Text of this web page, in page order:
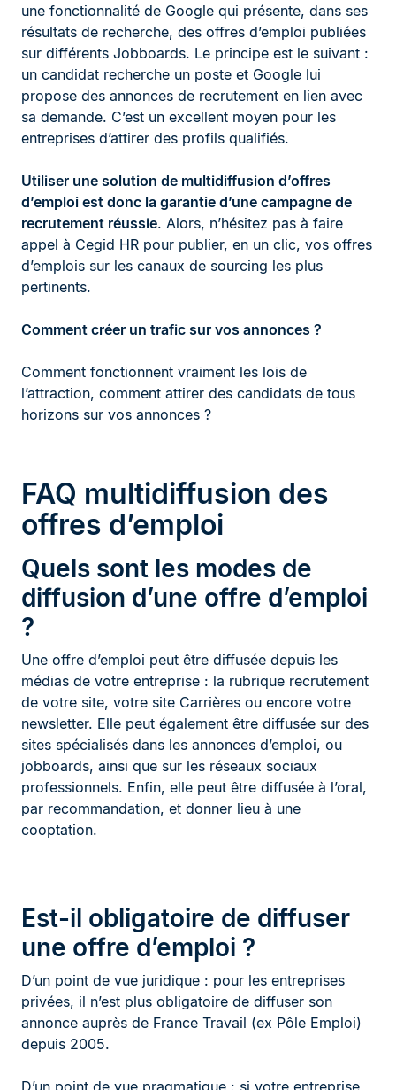
une fonctionnalité de Google qui présente, dans ses
résultats de recherche, des offres d’emploi publiées
sur différents Jobboards. Le principe est le suivant :
un candidat recherche un poste et Google lui
propose des annonces de recrutement en lien avec
sa demande. C’est un excellent moyen pour les
entreprises d’attirer des profils qualifiés.
Utiliser une solution de multidiffusion d’offres
d’emploi est donc la garantie d’une campagne de
recrutement réussie. Alors, n’hésitez pas à faire
appel à Cegid HR pour publier, en un clic, vos offres
d’emplois sur les canaux de sourcing les plus
pertinents.
Comment créer un trafic sur vos annonces ?
Comment fonctionnent vraiment les lois de
l’attraction, comment attirer des candidats de tous
horizons sur vos annonces ?
FAQ multidiffusion des
offres d’emploi
Quels sont les modes de
diffusion d’une offre d’emploi
?
Une offre d’emploi peut être diffusée depuis les
médias de votre entreprise : la rubrique recrutement
de votre site, votre site Carrières ou encore votre
newsletter. Elle peut également être diffusée sur des
sites spécialisés dans les annonces d’emploi, ou
jobboards, ainsi que sur les réseaux sociaux
professionnels. Enfin, elle peut être diffusée à l’oral,
par recommandation, et donner lieu à une
cooptation.
Est-il obligatoire de diffuser
une offre d’emploi ?
D’un point de vue juridique : pour les entreprises
privées, il n’est plus obligatoire de diffuser son
annonce auprès de France Travail (ex Pôle Emploi)
depuis 2005.
D’un point de vue pragmatique : si votre entreprise